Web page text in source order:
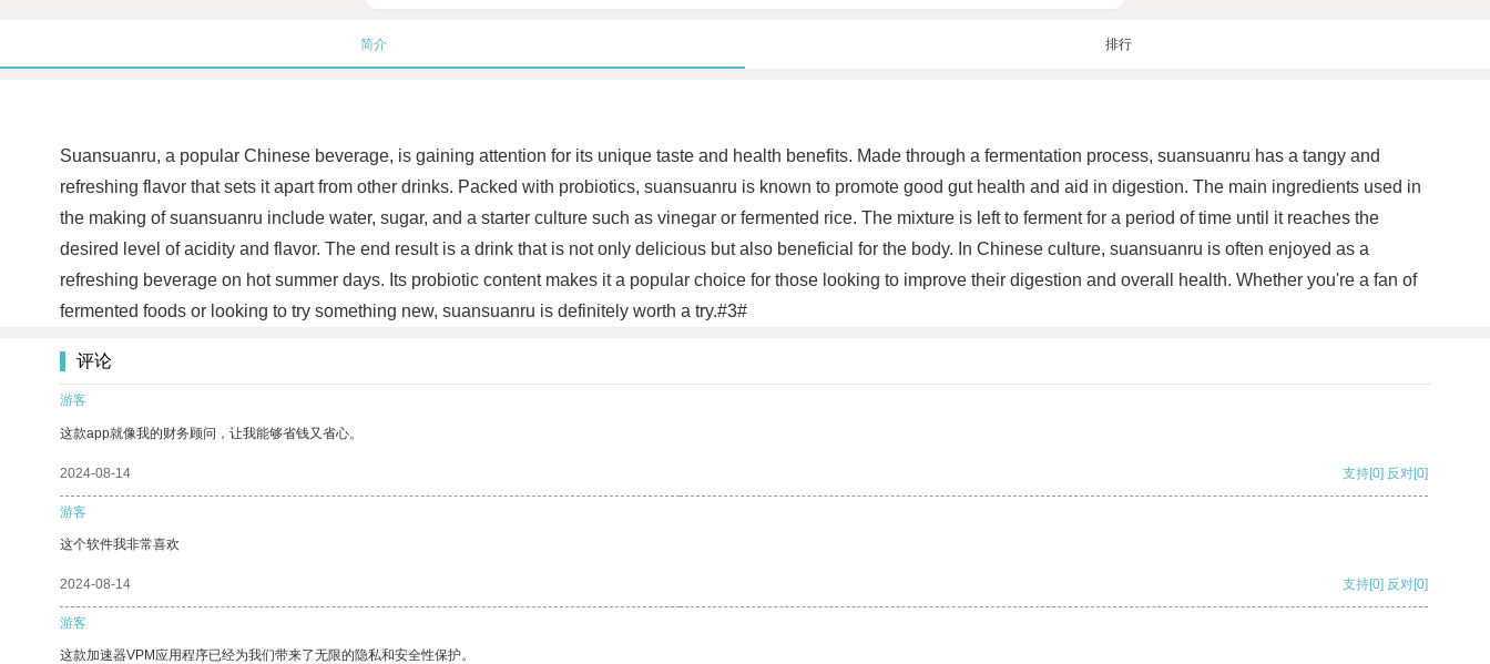
简介 排行
Suansuanru, a popular Chinese beverage, is gaining attention for its unique taste and health benefits. Made through a fermentation process, suansuanru has a tangy and
refreshing flavor that sets it apart from other drinks. Packed with probiotics, suansuanru is known to promote good gut health and aid in digestion. The main ingredients used in
the making of suansuanru include water, sugar, and a starter culture such as vinegar or fermented rice. The mixture is left to ferment for a period of time until it reaches the
desired level of acidity and flavor. The end result is a drink that is not only delicious but also beneficial for the body. In Chinese culture, suansuanru is often enjoyed as a
refreshing beverage on hot summer days. Its probiotic content makes it a popular choice for those looking to improve their digestion and overall health. Whether you're a fan of
fermented foods or looking to try something new, suansuanru is definitely worth a try.#3#
评论
游客
这款app就像我的财务顾问，让我能够省钱又省心。
2024-08-14 支持[0] 反对[0]
游客
这个软件我非常喜欢
2024-08-14 支持[0] 反对[0]
游客
这款加速器VPM应用程序已经为我们带来了无限的隐私和安全性保护。